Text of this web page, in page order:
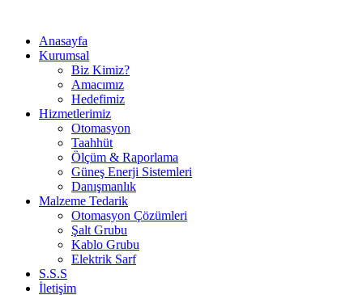
Anasayfa
Kurumsal
Biz Kimiz?
Amacımız
Hedefimiz
Hizmetlerimiz
Otomasyon
Taahhüt
Ölçüm & Raporlama
Güneş Enerji Sistemleri
Danışmanlık
Malzeme Tedarik
Otomasyon Çözümleri
Şalt Grubu
Kablo Grubu
Elektrik Sarf
S.S.S
İletişim